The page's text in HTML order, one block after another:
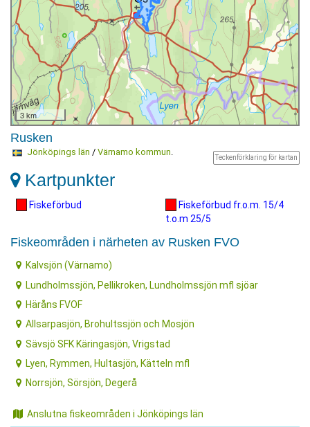
3 km
Rusken
Teckenförklaring för kartan
Jönköpings län / Värnamo kommun.
Kartpunkter
Fiskeförbud
Fiskeförbud fr.o.m. 15/4
t.o.m 25/5
Fiskeområden i närheten av Rusken FVO
Kalvsjön (Värnamo)
Lundholmssjön, Pellikroken, Lundholmssjön mfl sjöar
Häråns FVOF
Allsarpasjön, Brohultssjön och Mosjön
Sävsjö SFK Käringasjön, Vrigstad
Lyen, Rymmen, Hultasjön, Kätteln mfl
Norrsjön, Sörsjön, Degerå
Anslutna fiskeområden i Jönköpings län